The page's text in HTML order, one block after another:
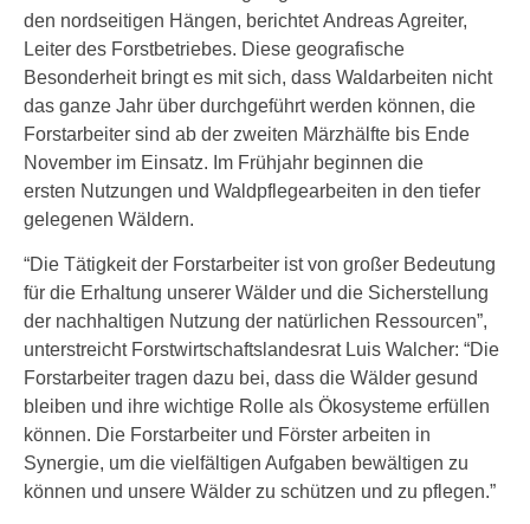
den nordseitigen Hängen, berichtet Andreas Agreiter,
Leiter des Forstbetriebes. Diese geografische
Besonderheit bringt es mit sich, dass Waldarbeiten nicht
das ganze Jahr über durchgeführt werden können, die
Forstarbeiter sind ab der zweiten Märzhälfte bis Ende
November im Einsatz. Im Frühjahr beginnen die
ersten Nutzungen und Waldpflegearbeiten in den tiefer
gelegenen Wäldern.
“Die Tätigkeit der Forstarbeiter ist von großer Bedeutung
für die Erhaltung unserer Wälder und die Sicherstellung
der nachhaltigen Nutzung der natürlichen Ressourcen”,
unterstreicht Forstwirtschaftslandesrat Luis Walcher: “Die
Forstarbeiter tragen dazu bei, dass die Wälder gesund
bleiben und ihre wichtige Rolle als Ökosysteme erfüllen
können. Die Forstarbeiter und Förster arbeiten in
Synergie, um die vielfältigen Aufgaben bewältigen zu
können und unsere Wälder zu schützen und zu pflegen.”